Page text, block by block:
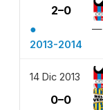
2–0
●
—
2013-2014
14 Dic 2013
0–0